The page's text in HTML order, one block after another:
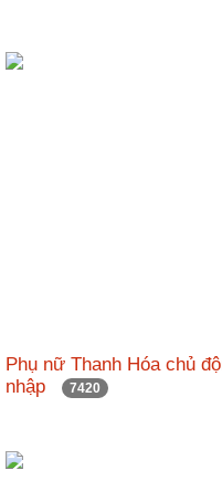
Phụ nữ Thanh Hóa chủ
nhập
7420